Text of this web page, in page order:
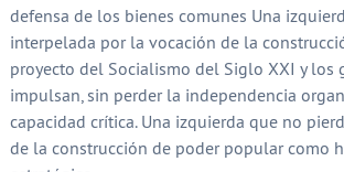
defensa de los bienes comunes Una
interpelada por la vocación de la
proyecto del Socialismo del Siglo XXI y los
impulsan, sin perder la independencia
capacidad crítica. Una izquierda que no
de la construcción de poder popular como